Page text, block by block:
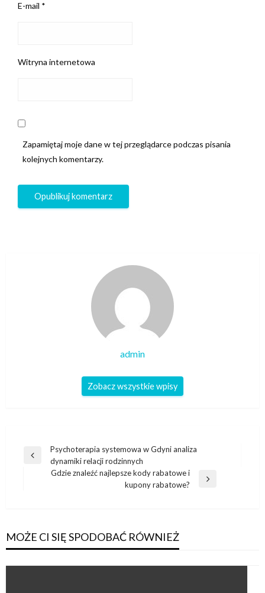
E-mail *
Witryna internetowa
Zapamiętaj moje dane w tej przeglądarce podczas pisania
kolejnych komentarzy.
admin
Zobacz wszystkie wpisy
Nawigacja
wpisu
Poprzedni
Psychoterapia systemowa w Gdyni analiza
dynamiki relacji rodzinnych
Gdzie znaleźć najlepsze kody rabatowe i
kupony rabatowe?
MOŻE CI SIĘ SPODOBAĆ RÓWNIEŻ